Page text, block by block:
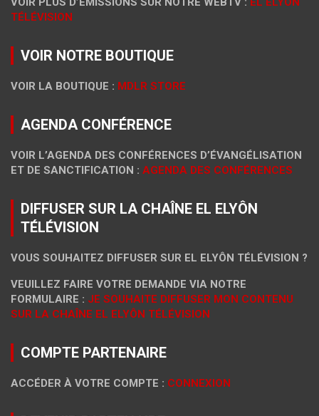
TÉLÉVISION
VOIR NOTRE BOUTIQUE
VOIR LA BOUTIQUE : MDLR STORE
AGENDA CONFÉRENCE
VOIR L’AGENDA DES CONFÉRENCES D’ÉVANGÉLISATION
ET DE SANCTIFICATION : AGENDA DES CONFÉRENCES
DIFFUSER SUR LA CHAÎNE EL ELYÔN
TÉLÉVISION
VOUS SOUHAITEZ DIFFUSER SUR EL ELYÔN TÉLÉVISION ?
VEUILLEZ FAIRE VOTRE DEMANDE VIA NOTRE
FORMULAIRE : JE SOUHAITE DIFFUSER MON CONTENU
SUR LA CHAÎNE EL ELYÔN TÉLÉVISION
COMPTE PARTENAIRE
ACCÉDER À VOTRE COMPTE : CONNEXION